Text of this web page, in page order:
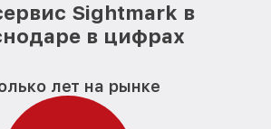
Sightmark в
в цифрах
лет на рынке